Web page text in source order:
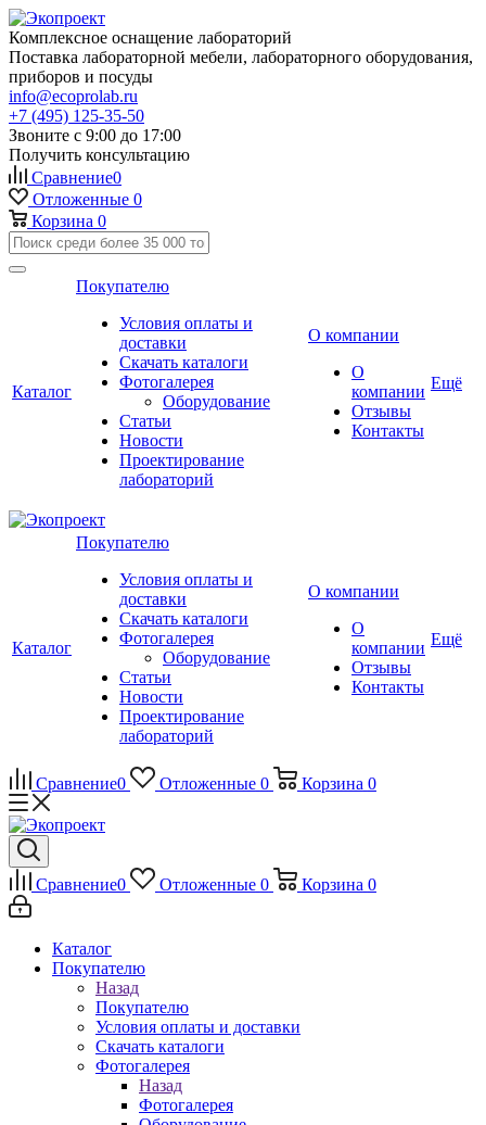
Комплексное оснащение лабораторий
Поставка лабораторной мебели, лабораторного оборудования,
приборов и посуды
info@ecoprolab.ru
+7 (495) 125-35-50
Звоните с 9:00 до 17:00
Получить консультацию
Сравнение0
Отложенные 0
Корзина 0
Каталог
Покупателю
Условия оплаты и
доставки
Скачать каталоги
Фотогалерея
Оборудование
Статьи
Новости
Проектирование
лабораторий
О компании
О
компании
Отзывы
Контакты
Ещё
Каталог
Покупателю
Условия оплаты и
доставки
Скачать каталоги
Фотогалерея
Оборудование
Статьи
Новости
Проектирование
лабораторий
О компании
О
компании
Отзывы
Контакты
Ещё
Сравнение0 Отложенные 0 Корзина 0
Сравнение0 Отложенные 0 Корзина 0
Каталог
Покупателю
Назад
Покупателю
Условия оплаты и доставки
Скачать каталоги
Фотогалерея
Назад
Фотогалерея